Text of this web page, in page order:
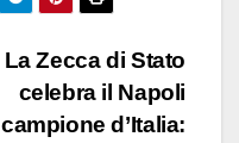
La Zecca di Stato
celebra il Napoli
campione d’Italia: